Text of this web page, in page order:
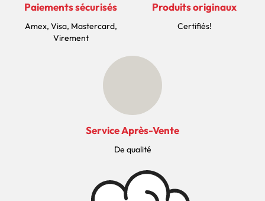
Paiements sécurisés
Amex, Visa, Mastercard,
Virement
Produits originaux
Certifiés!
Service Après-Vente
De qualité